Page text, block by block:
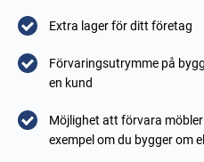
Extra lager för ditt företag
Förvaringsutrymme på
en kund
Möjlighet att förvara
exempel om du bygger om